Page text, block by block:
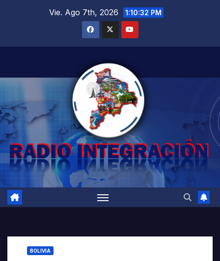
Vie. Ago 7th, 2026 1:10:33 PM
BOLIVIA